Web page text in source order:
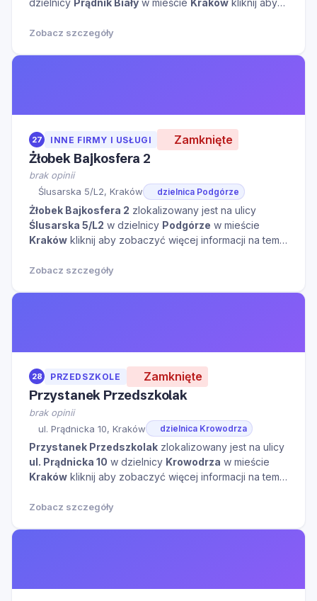
dzielnicy Prądnik Biały w mieście Kraków kliknij aby
Zobacz szczegóły
27 INNE FIRMY I USŁUGI Zamknięte
Żłobek Bajkosfera 2
brak opinii
Ślusarska 5/L2, Kraków
dzielnica Podgórze
Żłobek Bajkosfera 2 zlokalizowany jest na ulicy
Ślusarska 5/L2 w dzielnicy Podgórze w mieście
Kraków kliknij aby zobaczyć więcej informacji na temat
Zobacz szczegóły
28 PRZEDSZKOLE Zamknięte
Przystanek Przedszkolak
brak opinii
ul. Prądnicka 10, Kraków
dzielnica Krowodrza
Przystanek Przedszkolak zlokalizowany jest na ulicy
ul. Prądnicka 10 w dzielnicy Krowodrza w mieście
Kraków kliknij aby zobaczyć więcej informacji na temat
Zobacz szczegóły